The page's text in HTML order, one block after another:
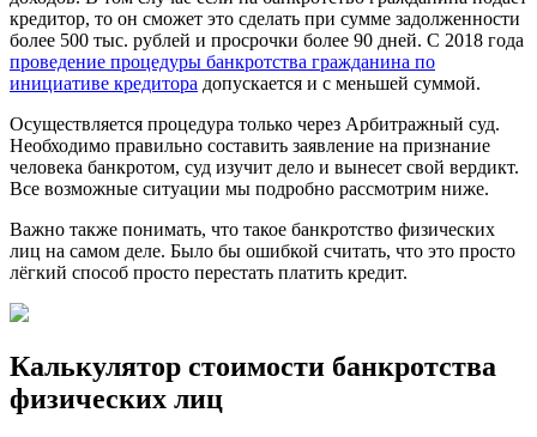
кредитор, то он сможет это сделать при сумме задолженности
более 500 тыс. рублей и просрочки более 90 дней. С 2018 года
проведение процедуры банкротства гражданина по
инициативе кредитора допускается и с меньшей суммой.
Осуществляется процедура только через Арбитражный суд.
Необходимо правильно составить заявление на признание
человека банкротом, суд изучит дело и вынесет свой вердикт.
Все возможные ситуации мы подробно рассмотрим ниже.
Важно также понимать, что такое банкротство физических
лиц на самом деле. Было бы ошибкой считать, что это просто
лёгкий способ просто перестать платить кредит.
Калькулятор стоимости банкротства
физических лиц